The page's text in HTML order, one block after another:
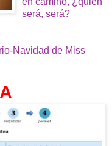
será, será?
Navidad de Miss